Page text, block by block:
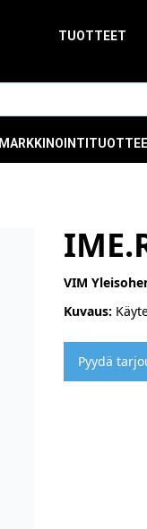
TUOTTEET
VIM
Kuvaus:
Pyydä